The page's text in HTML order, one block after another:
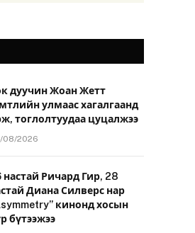
дуучин Жоан Жетт
улмаас хагалгаанд
тоглолтуудаа цуцалжээ
08/2026
настай Ричард Гир, 28
Диана Силверс нар
кинонд хосын
бүтээжээ